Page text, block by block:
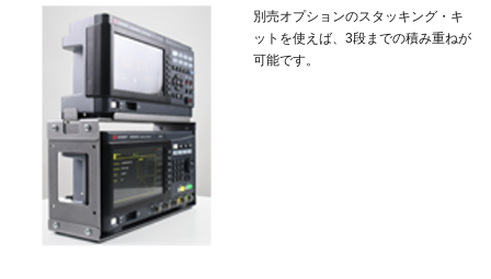
別売オプションのスタッキング・キ
ットを使えば、3段までの積み重ねが
可能です。